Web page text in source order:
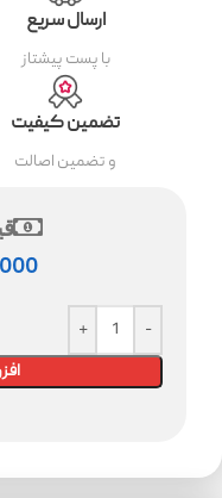
ارسال سریع
با پست پیشتاز
تضمین کیفیت
و تضمین اصالت